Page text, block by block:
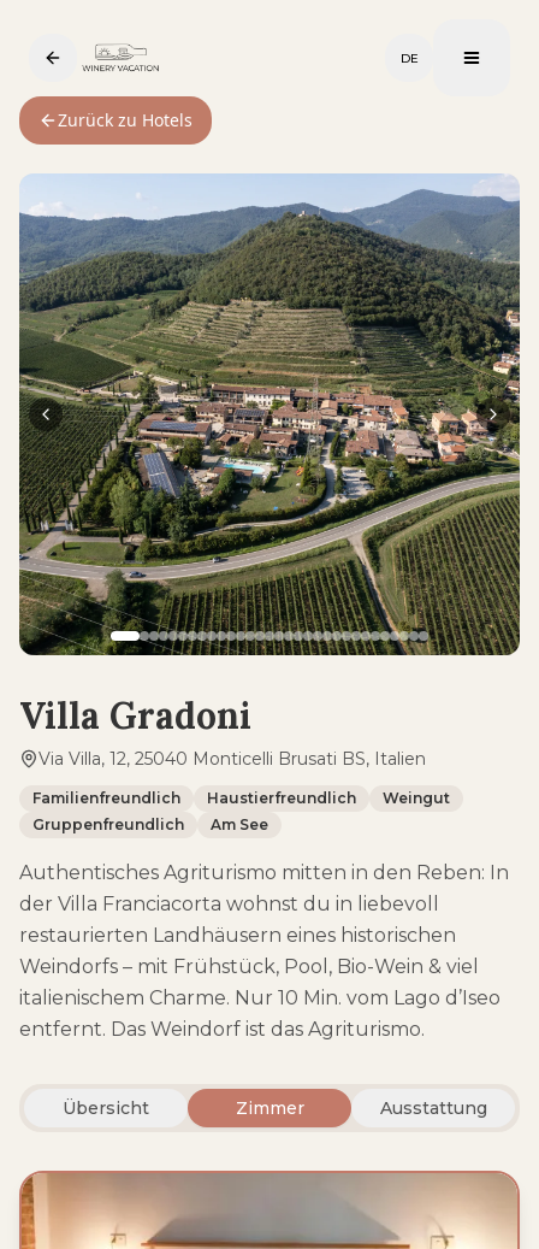
DE
Zurück zu Hotels
Villa Gradoni
Via Villa, 12, 25040 Monticelli Brusati BS, Italien
Familienfreundlich Haustierfreundlich
Weingut
Gruppenfreundlich
Am See
Authentisches Agriturismo mitten in den Reben: In
der Villa Franciacorta wohnst du in liebevoll
restaurierten Landhäusern eines historischen
Weindorfs – mit Frühstück, Pool, Bio-Wein & viel
italienischem Charme. Nur 10 Min. vom Lago d’Iseo
entfernt. Das Weindorf ist das Agriturismo.
Übersicht Zimmer Ausstattung